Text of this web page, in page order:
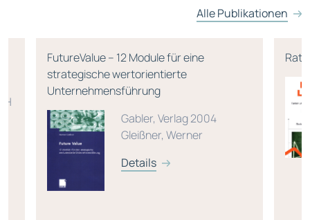
Alle Publikationen
FutureValue – 12 Module für eine
strategische wertorientierte
Unternehmensführung
Gabler, Verlag 2004
Gleißner, Werner
Details